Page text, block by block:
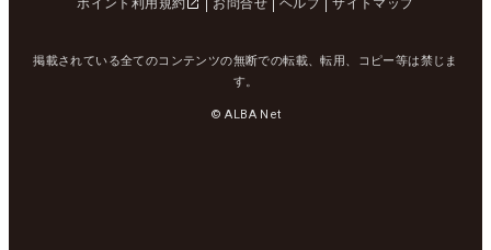
ポイント利用規約
お問合せ ヘルプ サイトマップ
掲載されている全てのコンテンツの無断での転載、転用、コピー等は禁じま
す。
© ALBA Net